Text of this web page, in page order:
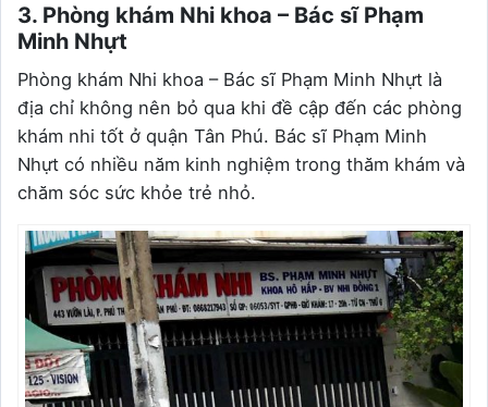
3. Phòng khám Nhi khoa – Bác sĩ Phạm
Minh Nhựt
Phòng khám Nhi khoa – Bác sĩ Phạm Minh Nhựt là
địa chỉ không nên bỏ qua khi đề cập đến các phòng
khám nhi tốt ở quận Tân Phú. Bác sĩ Phạm Minh
Nhựt có nhiều năm kinh nghiệm trong thăm khám và
chăm sóc sức khỏe trẻ nhỏ.